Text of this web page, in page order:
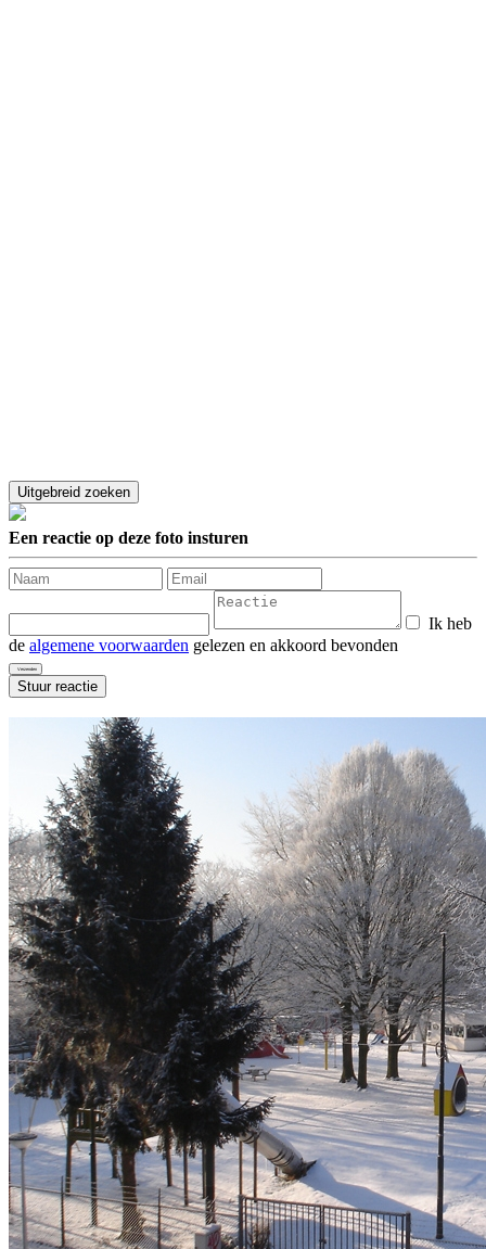
Een reactie op deze foto insturen
Ik heb
de algemene voorwaarden gelezen en akkoord bevonden